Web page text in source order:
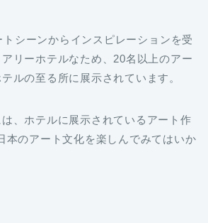
シーンからインスピレーションを受
リーホテルなため、20名以上のアー
ルの至る所に展示されています。
、ホテルに展示されているアート作
本のアート文化を楽しんでみてはいか